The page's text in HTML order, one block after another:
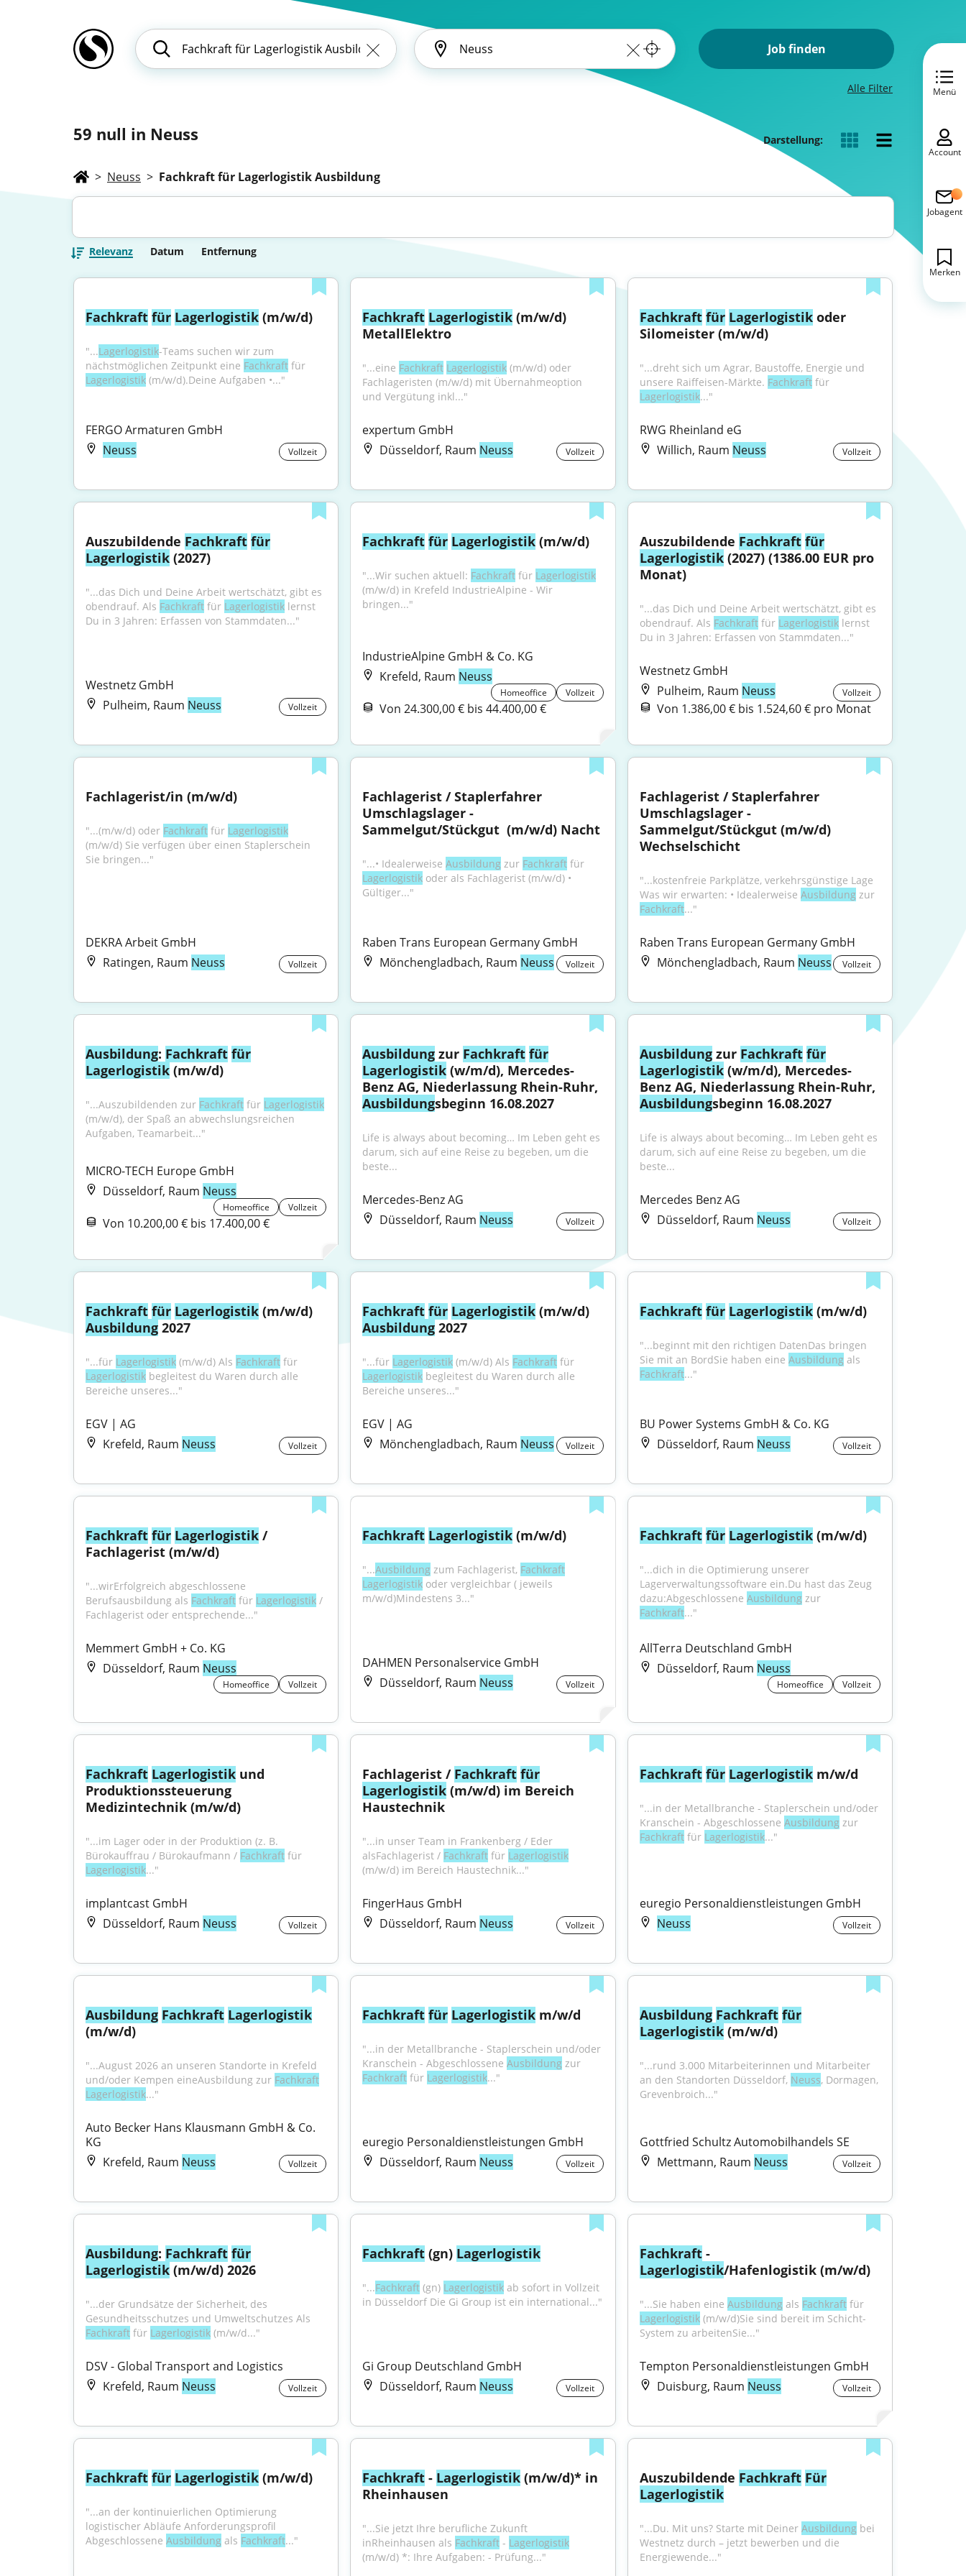
Job finden
Alle Filter
59 null in Neuss Darstellung:
> Neuss > Fachkraft für Lagerlogistik Ausbildung
Relevanz Datum Entfernung
Fachkraft für Lagerlogistik (m/w/d)
"...Lagerlogistik-Teams suchen wir zum
nächstmöglichen Zeitpunkt eine Fachkraft
Lagerlogistik (m/w/d).Deine Aufgaben •..."
FERGO Armaturen GmbH
Neuss
Vollzeit
Fachkraft Lagerlogistik (m/w/d)
MetallElektro
"...eine Fachkraft Lagerlogistik (m/w/d) oder
Fachlageristen (m/w/d) mit Übernahmeoption
und Vergütung inkl..."
expertum GmbH
Düsseldorf, Raum Neuss Vollzeit
Fachkraft für Lagerlogistik oder
Silomeister (m/w/d)
"...dreht sich um Agrar, Baustoffe, Energie und
unsere Raiffeisen-Märkte. Fachkraft
für
Lagerlogistik..."
RWG Rheinland eG
Willich, Raum Neuss Vollzeit
Auszubildende Fachkraft für
Lagerlogistik (2027)
"...das Dich und Deine Arbeit wertschätzt, gibt es
obendrauf. Als Fachkraft für Lagerlogistik lernst
Du in 3 Jahren: Erfassen von Stammdaten..."
Westnetz GmbH
Pulheim, Raum Neuss Vollzeit
Fachkraft für Lagerlogistik (m/w/d)
"...Wir suchen aktuell: Fachkraft für Lagerlogistik
(m/w/d) in Krefeld IndustrieAlpine - Wir
bringen..."
IndustrieAlpine GmbH & Co. KG
Krefeld, Raum Neuss
Homeoffice Vollzeit
Von 24.300,00 € bis 44.400,00 €
Auszubildende Fachkraft für
Lagerlogistik (2027) (1386.00 EUR pro
Monat)
"...das Dich und Deine Arbeit wertschätzt, gibt es
obendrauf. Als Fachkraft für Lagerlogistik lernst
Du in 3 Jahren: Erfassen von Stammdaten..."
Westnetz GmbH
Pulheim, Raum Neuss Vollzeit
Von 1.386,00 € bis 1.524,60 € pro Monat
Fachlagerist/in (m/w/d)
"...(m/w/d) oder Fachkraft für Lagerlogistik
(m/w/d) Sie verfügen über einen Staplerschein
Sie bringen..."
DEKRA Arbeit GmbH
Ratingen, Raum Neuss Vollzeit
Fachlagerist / Staplerfahrer
Umschlagslager -
Sammelgut/Stückgut ​ (m/w/d) Nacht
"...• Idealerweise Ausbildung zur Fachkraft
Lagerlogistik oder als Fachlagerist (m/w/d) •
Gültiger..."
Raben Trans European Germany GmbH
Mönchengladbach, Raum Neuss Vollzeit
Fachlagerist / Staplerfahrer
Umschlagslager -
Sammelgut/Stückgut​ (m/w/d)
Wechselschicht
"...kostenfreie Parkplätze, verkehrsgünstige Lage
Was wir erwarten: • Idealerweise Ausbildung
zur
Fachkraft..."
Raben Trans European Germany GmbH
Mönchengladbach, Raum Neuss Vollzeit
Ausbildung: Fachkraft für
Lagerlogistik (m/w/d)
"...Auszubildenden zur Fachkraft für Lagerlogistik
(m/w/d), der Spaß an abwechslungsreichen
Aufgaben, Teamarbeit..."
MICRO-TECH Europe GmbH
Düsseldorf, Raum Neuss
Homeoffice Vollzeit
Von 10.200,00 € bis 17.400,00 €
Ausbildung zur Fachkraft für
Lagerlogistik (w/m/d), Mercedes-
Ausbildungsbeginn 16.08.2027
Life is always about becoming… Im Leben geht es
darum, sich auf eine Reise zu begeben, um die
beste...
Mercedes-Benz AG
Düsseldorf, Raum Neuss Vollzeit
Ausbildung zur Fachkraft für
Lagerlogistik (w/m/d), Mercedes-
Ausbildungsbeginn 16.08.2027
Life is always about becoming… Im Leben geht es
darum, sich auf eine Reise zu begeben, um die
beste...
Mercedes Benz AG
Düsseldorf, Raum Neuss Vollzeit
Fachkraft für Lagerlogistik
Ausbildung 2027
"...für Lagerlogistik (m/w/d) Als Fachkraft
Lagerlogistik begleitest du Waren durch alle
Bereiche unseres..."
EGV | AG
Krefeld, Raum Neuss Vollzeit
Fachkraft für Lagerlogistik
Ausbildung 2027
"...für Lagerlogistik (m/w/d) Als Fachkraft
Lagerlogistik begleitest du Waren durch alle
Bereiche unseres..."
EGV | AG
Mönchengladbach, Raum Neuss Vollzeit
Fachkraft für Lagerlogistik (m/w/d)
"...beginnt mit den richtigen DatenDas bringen
Sie mit an BordSie haben eine Ausbildung
Fachkraft..."
BU Power Systems GmbH & Co. KG
Düsseldorf, Raum Neuss Vollzeit
Fachkraft für Lagerlogistik /
Fachlagerist (m/w/d)
"...wirErfolgreich abgeschlossene
Berufsausbildung als Fachkraft für Lagerlogistik /
Fachlagerist oder entsprechende..."
Memmert GmbH + Co. KG
Düsseldorf, Raum Neuss
Homeoffice Vollzeit
Fachkraft Lagerlogistik (m/w/d)
"...Ausbildung zum Fachlagerist, Fachkraft
Lagerlogistik oder vergleichbar ( jeweils
m/w/d)Mindestens 3..."
DAHMEN Personalservice GmbH
Düsseldorf, Raum Neuss Vollzeit
Fachkraft für Lagerlogistik (m/w/d)
"...dich in die Optimierung unserer
Lagerverwaltungssoftware ein.Du hast das Zeug
dazu:Abgeschlossene Ausbildung
zur
Fachkraft..."
AllTerra Deutschland GmbH
Düsseldorf, Raum Neuss
Homeoffice Vollzeit
Fachkraft Lagerlogistik und
Produktionssteuerung
Medizintechnik (m/w/d)
"...im Lager oder in der Produktion (z. B.
Bürokauffrau / Bürokaufmann / Fachkraft
Lagerlogistik..."
implantcast GmbH
Düsseldorf, Raum Neuss Vollzeit
Fachlagerist / Fachkraft für
Lagerlogistik (m/w/d) im Bereich
Haustechnik
"...in unser Team in Frankenberg / Eder
alsFachlagerist / Fachkraft für Lagerlogistik
(m/w/d) im Bereich Haustechnik..."
FingerHaus GmbH
Düsseldorf, Raum Neuss Vollzeit
Fachkraft für Lagerlogistik m/w/d
"...in der Metallbranche - Staplerschein und/oder
Kranschein - Abgeschlossene Ausbildung
zur
Fachkraft für Lagerlogistik..."
euregio Personaldienstleistungen GmbH
Neuss
Vollzeit
Ausbildung Fachkraft Lagerlogistik
(m/w/d)
"...August 2026 an unseren Standorte in Krefeld
und/oder Kempen eineAusbildung zur Fachkraft
Lagerlogistik..."
Auto Becker Hans Klausmann GmbH & Co.
KG
Krefeld, Raum Neuss Vollzeit
Fachkraft für Lagerlogistik m/w/d
"...in der Metallbranche - Staplerschein und/oder
Kranschein - Abgeschlossene Ausbildung
Fachkraft für Lagerlogistik..."
euregio Personaldienstleistungen GmbH
Düsseldorf, Raum Neuss Vollzeit
Ausbildung Fachkraft für
Lagerlogistik (m/w/d)
"...rund 3.000 Mitarbeiterinnen und Mitarbeiter
an den Standorten Düsseldorf, Neuss, Dormagen,
Grevenbroich..."
Gottfried Schultz Automobilhandels SE
Mettmann, Raum Neuss Vollzeit
Ausbildung: Fachkraft für
Lagerlogistik (m/w/d) 2026
"...der Grundsätze der Sicherheit, des
Fachkraft für Lagerlogistik (m/w/d..."
DSV - Global Transport and Logistics
Krefeld, Raum Neuss Vollzeit
Fachkraft (gn) Lagerlogistik
"...Fachkraft (gn) Lagerlogistik ab sofort in Vollzeit
in Düsseldorf Die Gi Group ist ein international..."
Gi Group Deutschland GmbH
Düsseldorf, Raum Neuss Vollzeit
Fachkraft -
Lagerlogistik/Hafenlogistik (m/w/d)
"...Sie haben eine Ausbildung als Fachkraft
für
Lagerlogistik (m/w/d)Sie sind bereit im Schicht-
System zu arbeitenSie..."
Tempton Personaldienstleistungen GmbH
Duisburg, Raum Neuss Vollzeit
Fachkraft für Lagerlogistik (m/w/d)
"...an der kontinuierlichen Optimierung
logistischer Abläufe Anforderungsprofil
Abgeschlossene Ausbildung als Fachkraft..."
Fachkraft - Lagerlogistik (m/w/d)* in
Rheinhausen
"...Sie jetzt Ihre berufliche Zukunft
inRheinhausen als Fachkraft - Lagerlogistik
(m/w/d) *: Ihre Aufgaben: - Prüfung..."
Auszubildende Fachkraft Für
Lagerlogistik
"...Du. Mit uns? Starte mit Deiner Ausbildung bei
Westnetz durch – jetzt bewerben und die
Energiewende..."
Menü
Account
Jobagent
Merken